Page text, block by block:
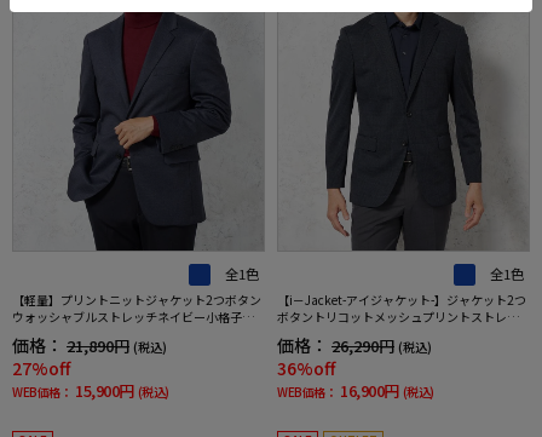
全1色
【軽量】プリントニットジャケット2つボタン
ウォッシャブルストレッチネイビー小格子【i
価格： 21,890円 (税込)
27%off
WEB価格： 15,900円 (税込)
全1色
【i－Jacket-アイジャケット-】ジャケット2つ
ボタントリコットメッシュプリントストレッ
価格： 26,290円 (税込)
36%off
WEB価格： 16,900円 (税込)